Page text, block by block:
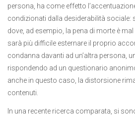
persona, ha come effetto
condizionati dalla desiderabilità sociale:
dove, ad esempio, la pena di morte è
sarà più difficile esternare il proprio
condanna davanti ad un’altra persona,
rispondendo ad un questionario
anche in questo caso, la distorsione
contenuti.
In una recente ricerca comparata, si